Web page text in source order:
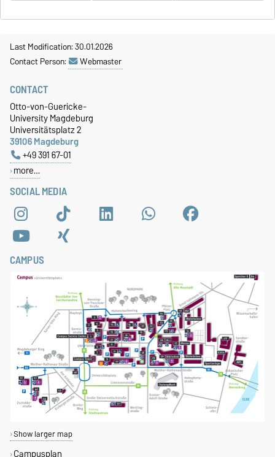
Last Modification: 30.01.2026
Contact Person:
Webmaster
SOCIAL MEDIA
CONTACT
Otto-von-Guericke-
University Magdeburg
Universitätsplatz 2
39106 Magdeburg
+49 391 67-01
more…
CAMPUS
Show larger map
Campusplan